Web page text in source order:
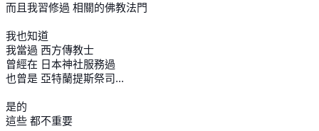
而且我習修過 相關的佛教法門
我也知道
我當過 西方傳教士
曾經在 日本神社服務過
也曾是 亞特蘭提斯祭司...
是的
這些 都不重要